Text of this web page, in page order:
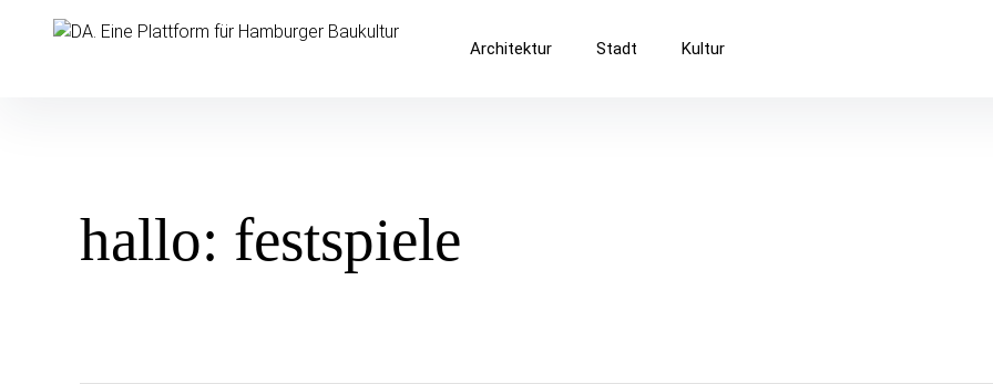
überspringenDA. Eine Plattform für Hamburger Baukultur
Architektur Stadt Kultur
hallo: festspiele